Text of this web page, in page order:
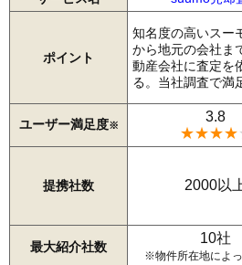
ポイント
知名度の高いスー
から地元の会社ま
動産会社に査定を
る。当社調査で満
ユーザー満足度※
3.8
★★★★
提携社数 2000以
最大紹介社数
10社
※物件所在地によ